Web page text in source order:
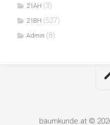
21AH (3)
21BH (527)
Admin (8)
baumkunde.at ©